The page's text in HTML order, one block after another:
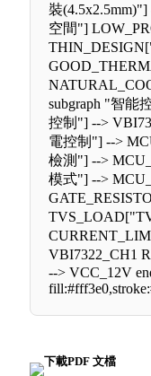
裝
空間"]
subgraph "智能
控制"] -->
電控制"] -->
檢測"] -->
模式"] -->
VBI7322_CH1
--> VCC_12V
下載PDF 文檔